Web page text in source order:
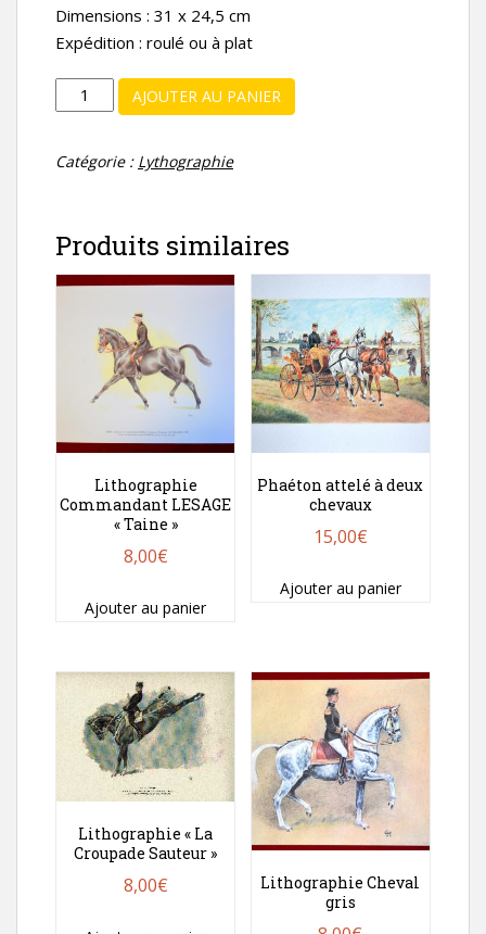
Dimensions : 31 x 24,5 cm
Expédition : roulé ou à plat
quantité
de
La
AJOUTER AU PANIER
Catégorie : Lythographie
Produits similaires
Lithographie
Commandant LESAGE
« Taine »
8,00€
Ajouter au panier
Phaéton attelé à deux
chevaux
15,00€
Ajouter au panier
Lithographie « La
Croupade Sauteur »
8,00€
Lithographie Cheval
gris